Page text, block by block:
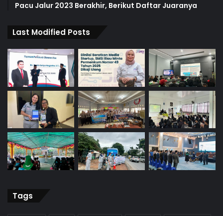
Pacu Jalur 2023 Berakhir, Berikut Daftar Juaranya
Last Modified Posts
Tags